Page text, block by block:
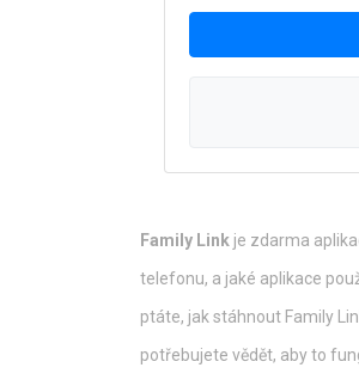
Family Link je zdarma
telefonu, a jaké aplikace
ptáte, jak stáhnout Family
potřebujete vědět, aby to